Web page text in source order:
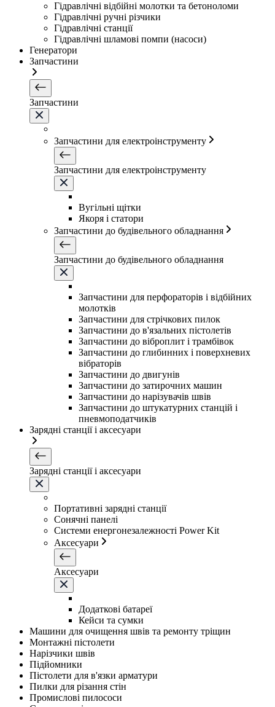
Гідравлічні відбійні молотки та бетоноломи
Гідравлічні ручні різчики
Гідравлічні станції
Гідравлічні шламові помпи (насоси)
Генератори
Запчастини
Запчастини
Запчастини для електроінструменту
Запчастини для електроінструменту
Вугільні щітки
Якоря і статори
Запчастини до будівельного обладнання
Запчастини до будівельного обладнання
Запчастини для перфораторів і відбійних
молотків
Запчастини для стрічкових пилок
Запчастини до в'язальних пістолетів
Запчастини до віброплит і трамбівок
Запчастини до глибинних і поверхневих
вібраторів
Запчастини до двигунів
Запчастини до затирочних машин
Запчастини до нарізувачів швів
Запчастини до штукатурних станцій і
пневмоподатчиків
Зарядні станції і аксесуари
Зарядні станції і аксесуари
Портативні зарядні станції
Сонячні панелі
Системи енергонезалежності Power Kit
Аксесуари
Аксесуари
Додаткові батареї
Кейси та сумки
Машини для очищення швів та ремонту тріщин
Монтажні пістолети
Нарізчики швів
Підйомники
Пістолети для в'язки арматури
Пилки для різання стін
Промислові пилососи